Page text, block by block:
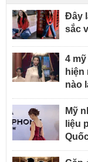
Đây
sắc
4
hiện
nào
Mỹ
liệu